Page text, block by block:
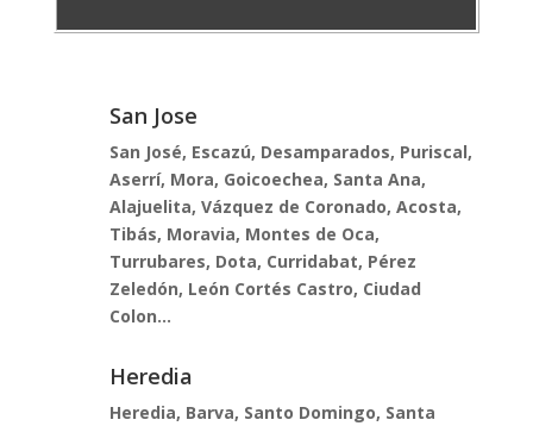
San Jose
San José, Escazú, Desamparados, Puriscal,
Aserrí, Mora, Goicoechea, Santa Ana,
Alajuelita, Vázquez de Coronado, Acosta,
Tibás, Moravia, Montes de Oca,
Turrubares, Dota, Curridabat, Pérez
Zeledón, León Cortés Castro, Ciudad
Colon...
Heredia
Heredia, Barva, Santo Domingo, Santa